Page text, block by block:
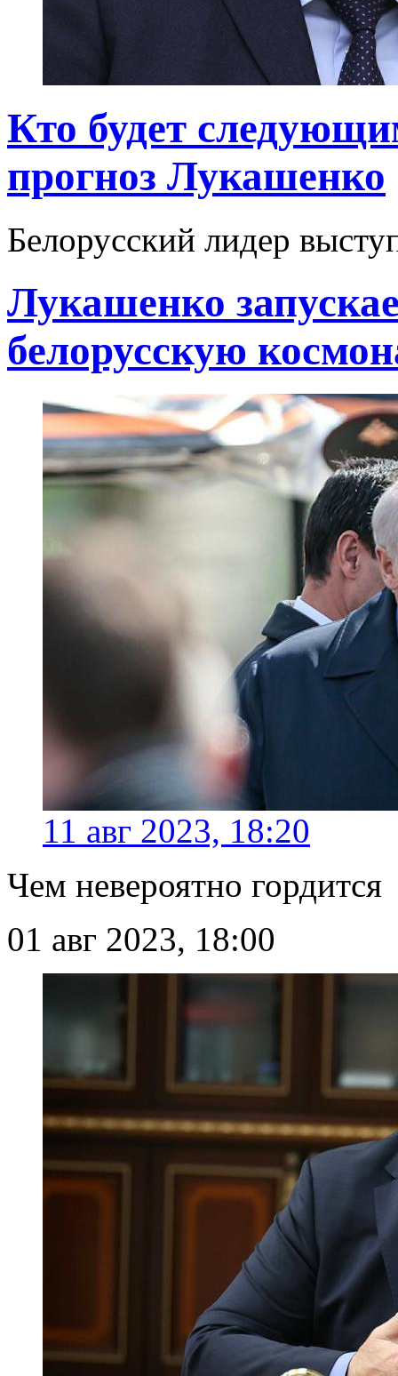
Кто будет
прогноз Лукашенко
Белорусский лидер
Лукашенко
белорусскую
11 авг 2023, 18:20
Чем невероятно гордится
01 авг 2023, 18:00